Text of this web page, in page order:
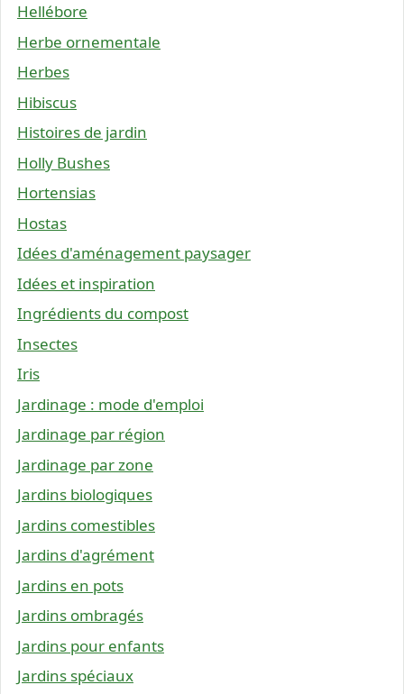
Hellébore
Herbe ornementale
Herbes
Hibiscus
Histoires de jardin
Holly Bushes
Hortensias
Hostas
Idées d'aménagement paysager
Idées et inspiration
Ingrédients du compost
Insectes
Iris
Jardinage : mode d'emploi
Jardinage par région
Jardinage par zone
Jardins biologiques
Jardins comestibles
Jardins d'agrément
Jardins en pots
Jardins ombragés
Jardins pour enfants
Jardins spéciaux